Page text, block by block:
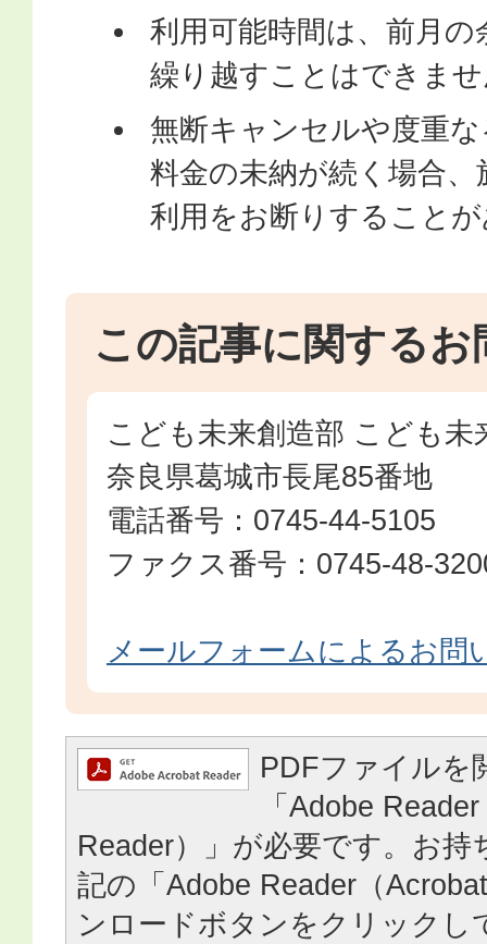
利用可能時間は、前月
繰り越すことはできま
無断キャンセルや度重
料金の未納が続く場合
利用をお断りすること
この記事に関するお
こども未来創造部 こども未
奈良県葛城市長尾85番地
電話番号：0745-44-5105
ファクス番号：0745-48-
メールフォームによるお問
PDFファイルを
「Adobe
Reader）」が必要です。お持
記の「Adobe Reader（
ンロードボタンをクリックし